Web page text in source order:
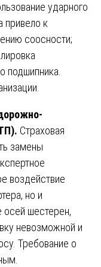
ударного
привело к
соосности;
подшипника.
Страховая
замены
воздействие
но и
шестерен,
невозможной и
Требование о